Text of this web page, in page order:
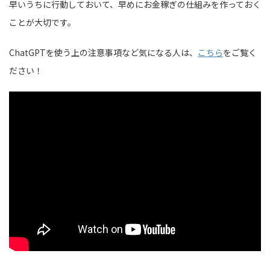
早いうちに行動しておいて、早めにお金稼ぎの仕組みを作っておく
ことが大切です。
ChatGPTを使う上の注意事項など気になる人は、 こちらをご覧く
ださい！